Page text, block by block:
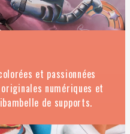
et passionnées
numériques et
de supports.